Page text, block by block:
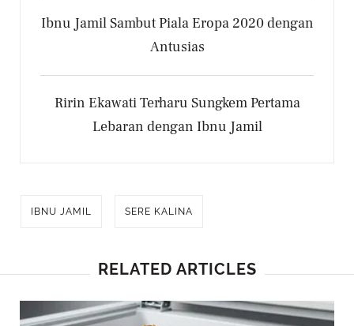
Ibnu Jamil Sambut Piala Eropa 2020 dengan
Antusias
Ririn Ekawati Terharu Sungkem Pertama
Lebaran dengan Ibnu Jamil
IBNU JAMIL SERE KALINA
RELATED ARTICLES